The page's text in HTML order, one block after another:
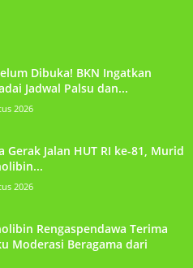
Dibuka! BKN Ingatkan
Jadwal Palsu dan...
2026
Gerak Jalan HUT RI ke-81, Murid
2026
Rengaspendawa Terima
Moderasi Beragama dari